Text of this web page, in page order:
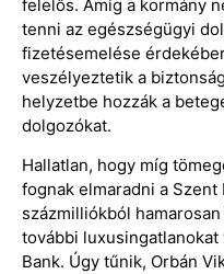
felelős. Amíg a kormány
tenni az egészségügyi
fizetésemelése
veszélyeztetik a
helyzetbe hozzák a
dolgozókat.
Hallatlan, hogy míg
fognak elmaradni a
százmilliókból
további luxusingatlanokat
Bank. Úgy tűnik, Orbán